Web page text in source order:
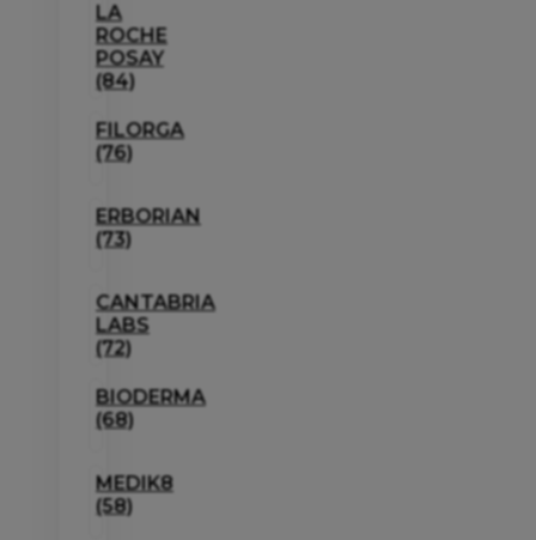
LA
ROCHE
POSAY
(84)
FILORGA
(76)
ERBORIAN
(73)
CANTABRIA
LABS
(72)
BIODERMA
(68)
MEDIK8
(58)